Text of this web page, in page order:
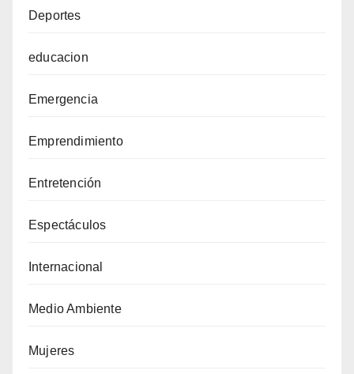
Deportes
educacion
Emergencia
Emprendimiento
Entretención
Espectáculos
Internacional
Medio Ambiente
Mujeres